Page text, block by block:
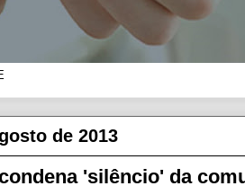
de 2013
'silêncio' da